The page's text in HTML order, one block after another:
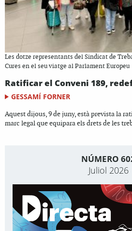
Les dotze representants del Sindicat de
Cures en el seu viatge al Parlament Europeu
Ratificar el Conveni 189,
GESSAMÍ FORNER
Aquest dijous, 9 de juny, està prevista la
marc legal que equipara els drets de les
NÚMERO
Juliol 2026